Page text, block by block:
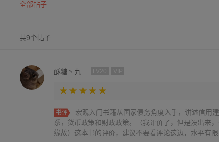
全部帖子
共9个帖子
酥糖丶九
书评
宏观入门书籍从国家债务角度入手，讲述信用
系，货币政策和财政政策。（我评价了，但是没出来
缘故）这本书的评价，建议不要看评论这边，水平有